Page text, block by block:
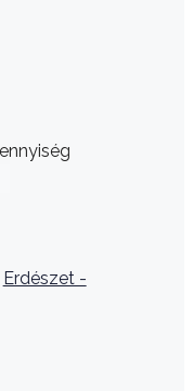
Erdészet -